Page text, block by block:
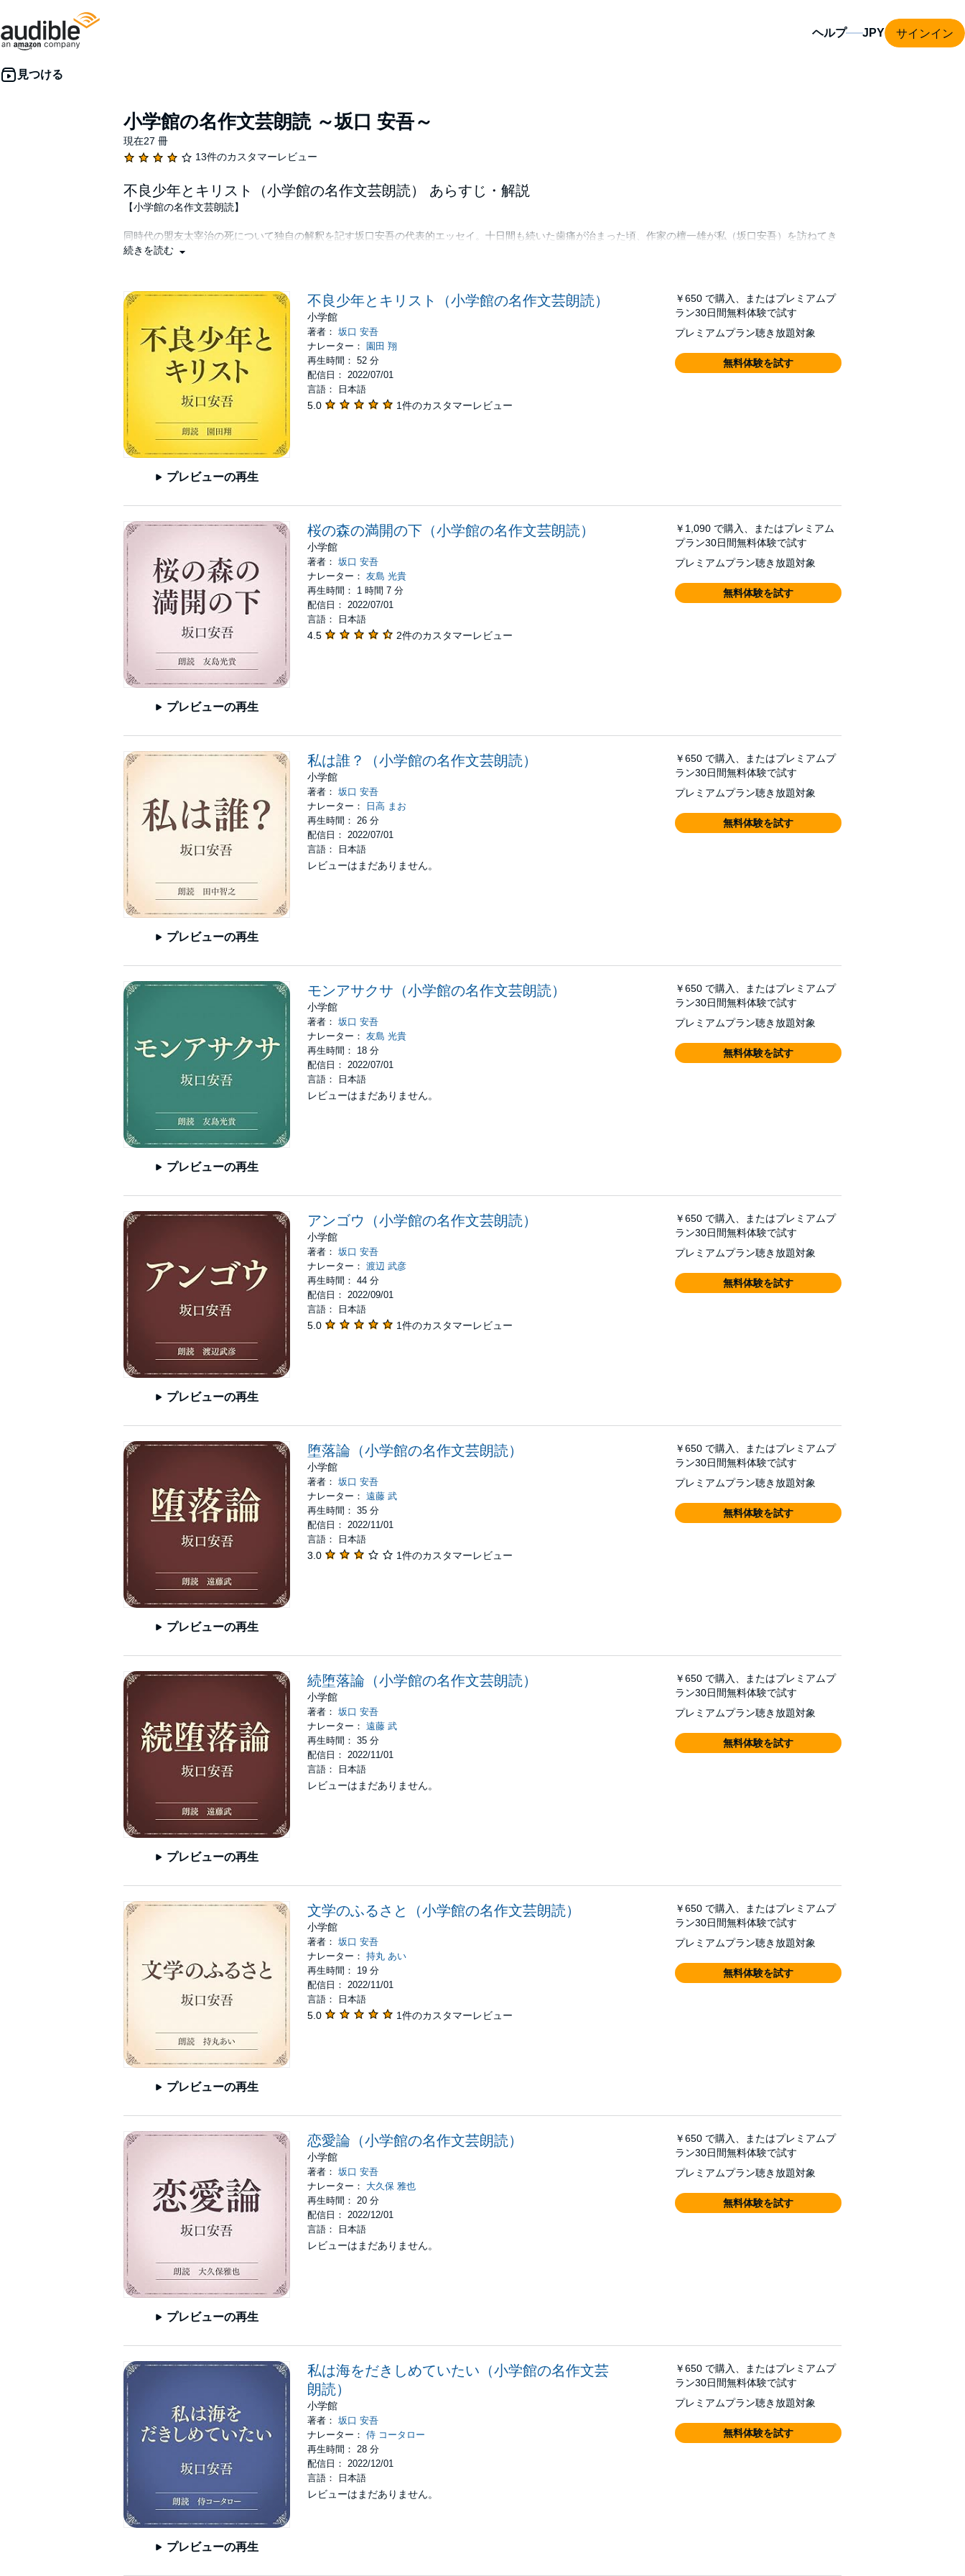
ヘルプ サインイン
小学館の名作文芸朗読 ～坂口 安吾～
現在27 冊
13件のカスタマーレビュー
不良少年とキリスト（小学館の名作文芸朗読） あらすじ・解説
【小学館の名作文芸朗読】
同時代の盟友太宰治の死について独自の解釈を記す坂口安吾の代表的エッセイ。十日間も続いた歯痛が治まった頃、作家の檀一雄が私（坂口安吾）を訪ねてき
た。太宰治の自殺について様々な「13」との関係性を指摘し、彼の死は「イタズラ」であったと自説を展開。作家仲間の中でいち早く太宰の死を知った私は、
Public Domain (P)エイトリンクス
続きを読む
プレビューの再生
不良少年とキリスト（小学館の名作文芸朗読）
小学館
著者： 坂口 安吾
ナレーター： 園田 翔
再生時間： 52 分
配信日： 2022/07/01
言語： 日本語
5.0 1件のカスタマーレビュー
￥650 で購入、またはプレミアムプ
ラン30日間無料体験で試す
プレミアムプラン聴き放題対象
無料体験を試す
プレビューの再生
桜の森の満開の下（小学館の名作文芸朗読）
小学館
著者： 坂口 安吾
ナレーター： 友島 光貴
再生時間： 1 時間 7 分
配信日： 2022/07/01
言語： 日本語
4.5 2件のカスタマーレビュー
￥1,090 で購入、またはプレミアム
プラン30日間無料体験で試す
プレミアムプラン聴き放題対象
無料体験を試す
プレビューの再生
私は誰？（小学館の名作文芸朗読）
小学館
著者： 坂口 安吾
ナレーター：
日高 まお
再生時間： 26 分
配信日： 2022/07/01
言語： 日本語
レビューはまだありません。
￥650 で購入、またはプレミアムプ
ラン30日間無料体験で試す
プレミアムプラン聴き放題対象
無料体験を試す
プレビューの再生
モンアサクサ（小学館の名作文芸朗読）
小学館
著者： 坂口 安吾
ナレーター： 友島 光貴
再生時間： 18 分
配信日： 2022/07/01
言語： 日本語
レビューはまだありません。
￥650 で購入、またはプレミアムプ
ラン30日間無料体験で試す
プレミアムプラン聴き放題対象
無料体験を試す
プレビューの再生
アンゴウ（小学館の名作文芸朗読）
小学館
著者： 坂口 安吾
ナレーター： 渡辺 武彦
再生時間： 44 分
配信日： 2022/09/01
言語： 日本語
5.0 1件のカスタマーレビュー
￥650 で購入、またはプレミアムプ
ラン30日間無料体験で試す
プレミアムプラン聴き放題対象
無料体験を試す
プレビューの再生
堕落論（小学館の名作文芸朗読）
小学館
著者： 坂口 安吾
ナレーター： 遠藤 武
再生時間： 35 分
配信日： 2022/11/01
言語： 日本語
3.0 1件のカスタマーレビュー
￥650 で購入、またはプレミアムプ
ラン30日間無料体験で試す
プレミアムプラン聴き放題対象
無料体験を試す
プレビューの再生
続堕落論（小学館の名作文芸朗読）
小学館
著者： 坂口 安吾
ナレーター： 遠藤 武
再生時間： 35 分
配信日： 2022/11/01
言語： 日本語
レビューはまだありません。
￥650 で購入、またはプレミアムプ
ラン30日間無料体験で試す
プレミアムプラン聴き放題対象
無料体験を試す
プレビューの再生
文学のふるさと（小学館の名作文芸朗読）
小学館
著者： 坂口 安吾
ナレーター： 持丸 あい
再生時間： 19 分
配信日： 2022/11/01
言語： 日本語
5.0 1件のカスタマーレビュー
￥650 で購入、またはプレミアムプ
ラン30日間無料体験で試す
プレミアムプラン聴き放題対象
無料体験を試す
プレビューの再生
恋愛論（小学館の名作文芸朗読）
小学館
著者： 坂口 安吾
ナレーター： 大久保 雅也
再生時間： 20 分
配信日： 2022/12/01
言語： 日本語
レビューはまだありません。
￥650 で購入、またはプレミアムプ
ラン30日間無料体験で試す
プレミアムプラン聴き放題対象
無料体験を試す
プレビューの再生
私は海をだきしめていたい（小学館の名作文芸
朗読）
小学館
著者： 坂口 安吾
ナレーター： 侍 コータロー
再生時間： 28 分
配信日： 2022/12/01
言語： 日本語
レビューはまだありません。
￥650 で購入、またはプレミアムプ
ラン30日間無料体験で試す
プレミアムプラン聴き放題対象
無料体験を試す